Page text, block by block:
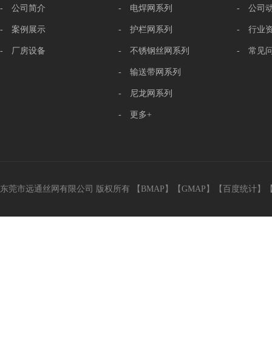
- 公司简介
- 案例展示
- 厂房设备
- 电焊网系列
- 护栏网系列
- 不锈钢丝网系列
- 输送带网系列
- 尼龙网系列
- 更多+
- 公司
- 行业
- 常见
东莞市远通丝网有限公司 版权所有 【 BMAP 】【 GMAP 】【 百度统计 】